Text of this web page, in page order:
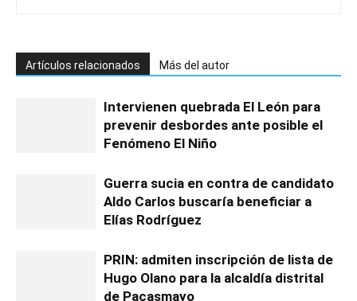
Artículos relacionados Más del autor
Intervienen quebrada El León para
prevenir desbordes ante posible el
Fenómeno El Niño
Guerra sucia en contra de candidato
Aldo Carlos buscaría beneficiar a
Elías Rodríguez
PRIN: admiten inscripción de lista de
Hugo Olano para la alcaldía distrital
de Pacasmayo